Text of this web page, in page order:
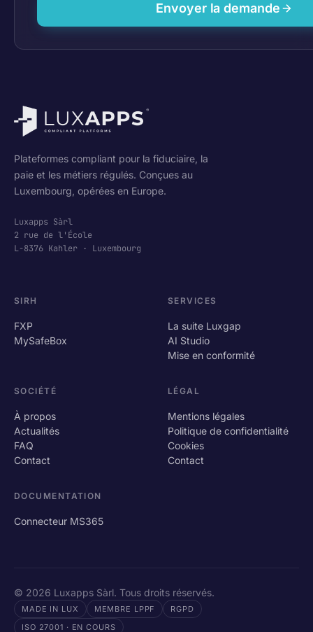
Envoyer la demande
Plateformes compliant pour la fiduciaire, la
paie et les métiers régulés. Conçues au
Luxembourg, opérées en Europe.
Luxapps Sàrl
2 rue de l'École
L-8376 Kahler · Luxembourg
SIRH
FXP
MySafeBox
SERVICES
La suite Luxgap
AI Studio
Mise en conformité
SOCIÉTÉ
À propos
Actualités
FAQ
Contact
LÉGAL
Mentions légales
Politique de confidentialité
Cookies
Contact
DOCUMENTATION
Connecteur MS365
© 2026 Luxapps Sàrl. Tous droits réservés.
MADE IN LUX MEMBRE LPPF
RGPD
ISO 27001 · EN COURS